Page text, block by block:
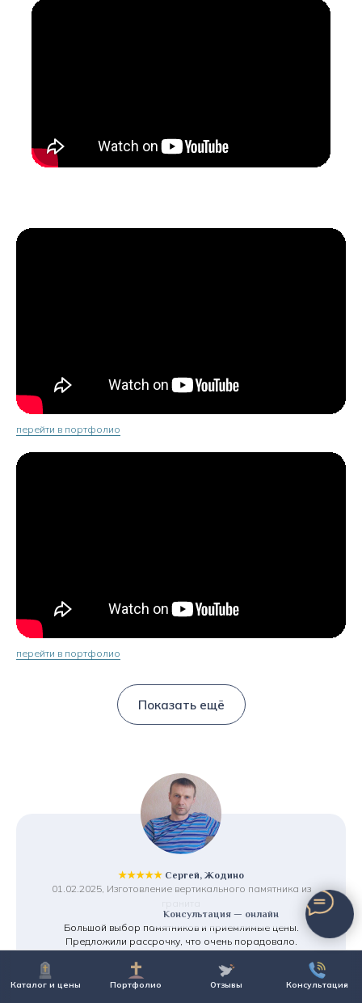
Каталог и цены Портфолио Отзывы Консультация
Консультация — онлайн
перейти в портфолио
перейти в портфолио
Показать ещё
★★★★★ Сергей, Жодино
01.02.2025, Изготовление вертикального памятника из
Большой выбор памятников и приемлимые цены.
Предложили рассрочку, что очень порадовало.
т.к. установку планирую только в августе. Смело
рекомендую!